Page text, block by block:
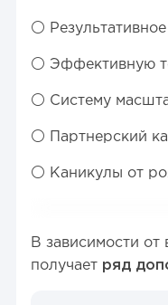
⚪️
⚪️ Эффективную
⚪️ Систему
⚪️ Партнерский
⚪️ Каникулы от
В зависимости от
получает ряд